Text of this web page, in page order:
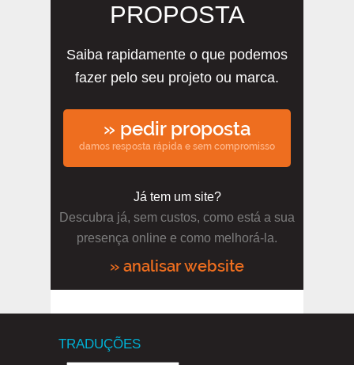
PROPOSTA
Saiba rapidamente o que podemos
fazer pelo seu projeto ou marca.
» pedir proposta
damos resposta rápida e sem compromisso
Já tem um site?
Descubra já, sem custos, como está a sua
presença online e como melhorá-la.
» analisar website
TRADUÇÕES